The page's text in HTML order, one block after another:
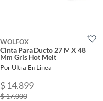
WOLFOX
Cinta Para Ducto 27 M X 48
Mm Gris Hot Melt
Por Ultra En Linea
$ 14.899
$ 17.000